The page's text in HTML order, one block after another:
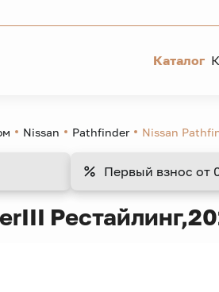
Каталог
Nissan Pathfinder Nissan
Первый взнос от
III Рестайлинг,